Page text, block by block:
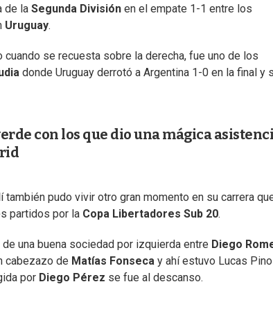
de la Segunda División en el empate 1-1 entre los
Uruguay.
se recuesta sobre la derecha, fue uno de los
donde Uruguay derrotó a Argentina 1-0 en la final y
con los que dio una mágica
también pudo vivir otro gran momento en su carrera
partidos por la Copa Libertadores Sub 20.
una buena sociedad por izquierda entre Diego
cabezazo de Matías Fonseca y ahí estuvo Lucas
por Diego Pérez se fue al descanso.